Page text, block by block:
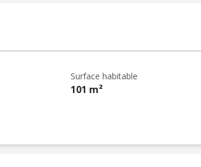
Surface habitable
101 m²